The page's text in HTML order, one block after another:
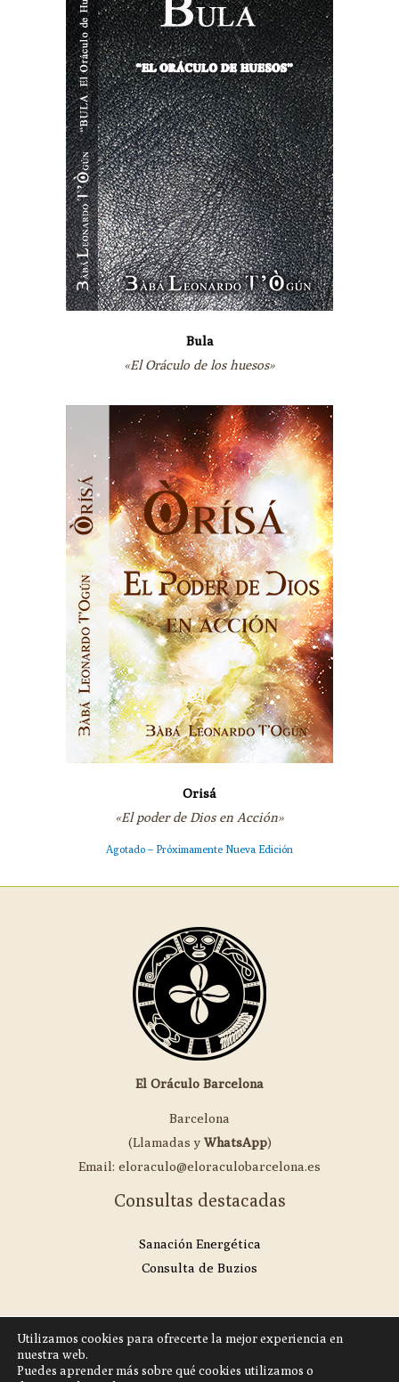
Bula
«El Oráculo de los huesos»
Orisá
«El poder de Dios en Acción»
Agotado – Próximamente Nueva Edición
El Oráculo Barcelona
Barcelona
(Llamadas y WhatsApp)
Email: eloraculo@eloraculobarcelona.es
Consultas destacadas
Sanación Energética
Consulta de Buzios
Copyright © 2026 | El Oráculo Barcelona
Utilizamos cookies para ofrecerte la mejor experiencia en
nuestra web.
Puedes aprender más sobre qué cookies utilizamos o